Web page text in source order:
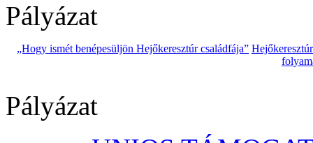
Pályázat
„Hogy ismét benépesüljön Hejőkeresztúr családfája”
Pályázat